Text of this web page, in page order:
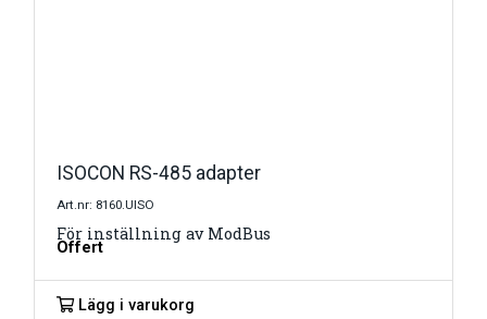
ISOCON RS-485 adapter
Art.nr: 8160.UISO
För inställning av ModBus
Offert
Lägg i varukorg